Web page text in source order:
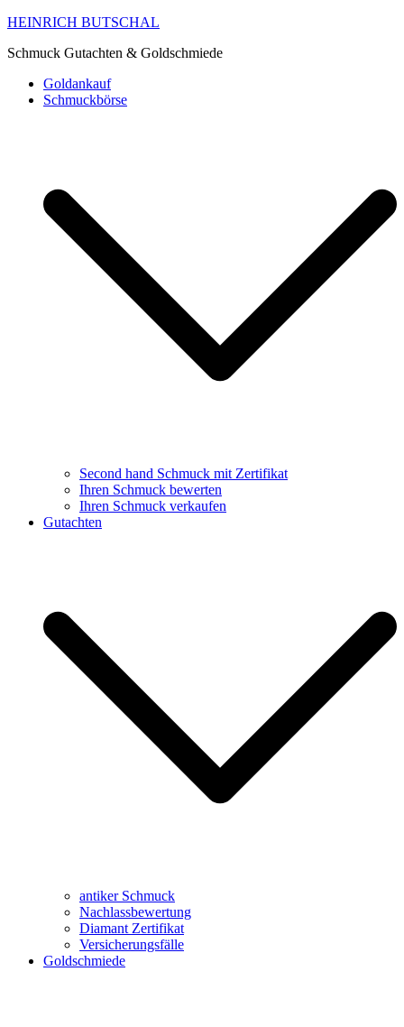
HEINRICH BUTSCHAL
Schmuck Gutachten & Goldschmiede
Goldankauf
Schmuckbörse
Second hand Schmuck mit Zertifikat
Ihren Schmuck bewerten
Ihren Schmuck verkaufen
Gutachten
antiker Schmuck
Nachlassbewertung
Diamant Zertifikat
Versicherungsfälle
Goldschmiede